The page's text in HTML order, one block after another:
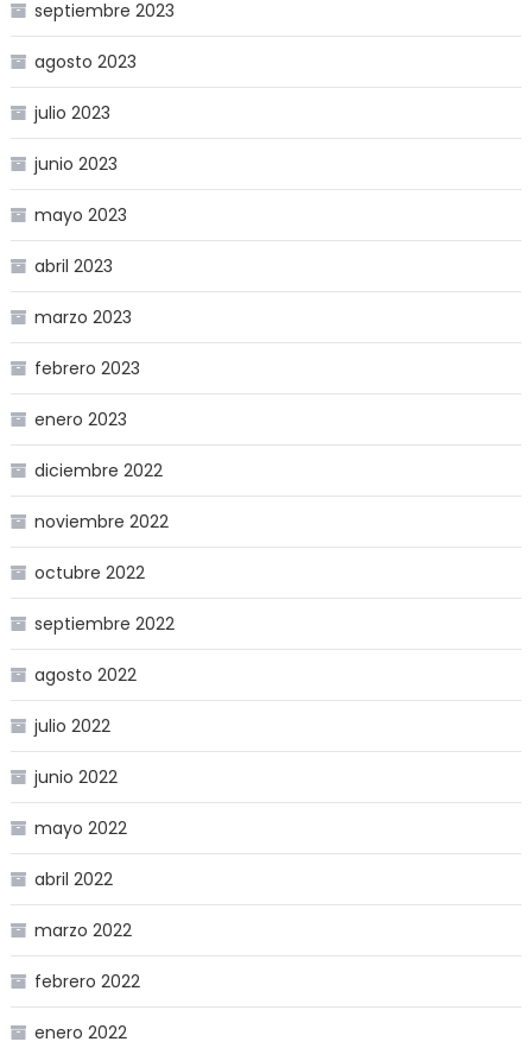
septiembre 2023
agosto 2023
julio 2023
junio 2023
mayo 2023
abril 2023
marzo 2023
febrero 2023
enero 2023
diciembre 2022
noviembre 2022
octubre 2022
septiembre 2022
agosto 2022
julio 2022
junio 2022
mayo 2022
abril 2022
marzo 2022
febrero 2022
enero 2022